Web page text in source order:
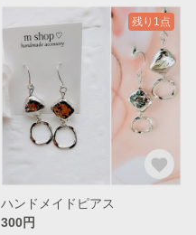
残り1点
ハンドメイドピアス
300円